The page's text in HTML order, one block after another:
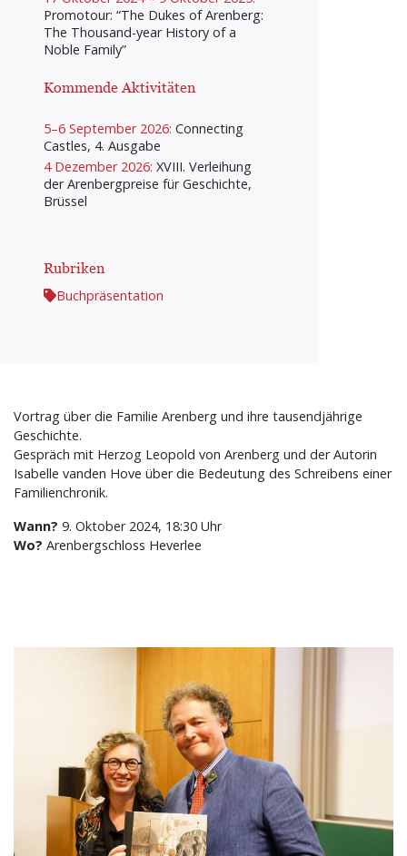
Promotour: “The Dukes of Arenberg:
The Thousand-year History of a
Noble Family”
Kommende Aktivitäten
5–6 September 2026: Connecting
Castles, 4. Ausgabe
4 Dezember 2026: XVIII. Verleihung
der Arenbergpreise für Geschichte,
Brüssel
Rubriken
Buchpräsentation
Vortrag über die Familie Arenberg und ihre tausendjährige
Geschichte.
Gespräch mit Herzog Leopold von Arenberg und der Autorin
Isabelle vanden Hove über die Bedeutung des Schreibens einer
Familienchronik.
Wann? 9. Oktober 2024, 18:30 Uhr
Wo? Arenbergschloss Heverlee